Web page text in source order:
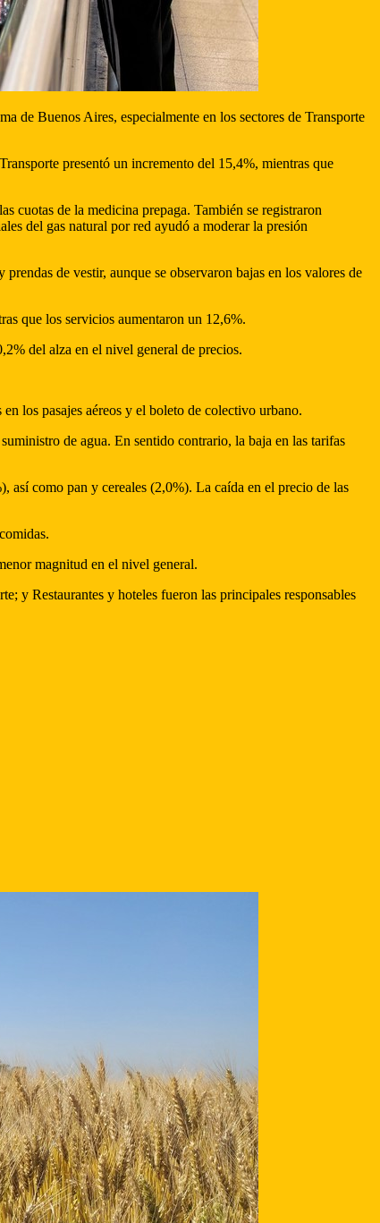
de Buenos Aires, especialmente en los sectores de Transporte
presentó un incremento del 15,4%, mientras que
cuotas de la medicina prepaga. También se registraron
del gas natural por red ayudó a moderar la presión
de vestir, aunque se observaron bajas en los valores de
que los servicios aumentaron un 12,6%.
del alza en el nivel general de precios.
los pasajes aéreos y el boleto de colectivo urbano.
de agua. En sentido contrario, la baja en las tarifas
como pan y cereales (2,0%). La caída en el precio de las
magnitud en el nivel general.
y Restaurantes y hoteles fueron las principales responsables